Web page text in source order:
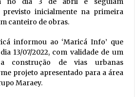
previsto inicialmente na primeira
canteiro de obras.
informou ao ‘Maricá Info’ que
13/07/2022, com validade de um
construção de vias urbanas
projeto apresentado para a área
Maraey.